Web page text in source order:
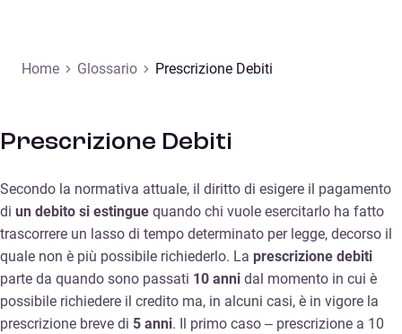
Home Glossario Prescrizione Debiti
Prescrizione Debiti
Secondo la normativa attuale, il diritto di esigere il pagamento
di un debito si estingue quando chi vuole esercitarlo ha fatto
trascorrere un lasso di tempo determinato per legge, decorso il
quale non è più possibile richiederlo. La prescrizione debiti
parte da quando sono passati 10 anni dal momento in cui è
possibile richiedere il credito ma, in alcuni casi, è in vigore la
prescrizione breve di 5 anni. Il primo caso – prescrizione a 10